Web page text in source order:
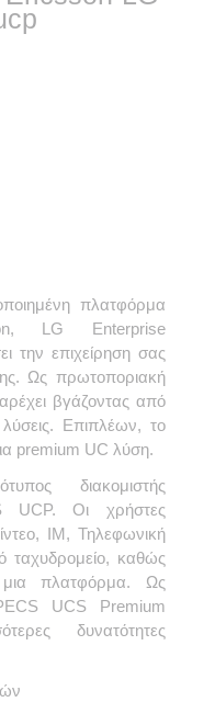
πλατφόρμα
LG Enterprise
την επιχείρηση σας
Ως πρωτοποριακή
βγάζοντας από
Επιπλέων, το
premium UC λύση.
διακομιστής
UCP. Οι χρήστες
IM, Τηλεφωνική
ταχυδρομείο, καθώς
μια πλατφόρμα. Ως
UCS Premium
δυνατότητες